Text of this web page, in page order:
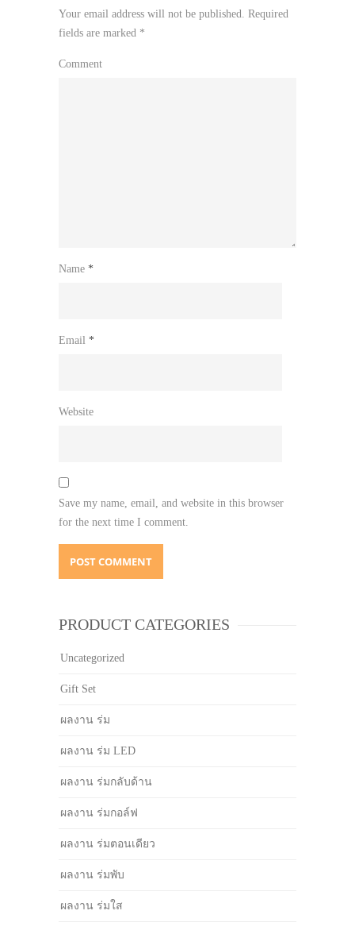
Your email address will not be published. Required
fields are marked *
Comment
Name *
Email *
Website
Save my name, email, and website in this browser
for the next time I comment.
PRODUCT CATEGORIES
Uncategorized
Gift Set
ผลงาน ร่ม
ผลงาน ร่ม LED
ผลงาน ร่มกลับด้าน
ผลงาน ร่มกอล์ฟ
ผลงาน ร่มตอนเดียว
ผลงาน ร่มพับ
ผลงาน ร่มใส